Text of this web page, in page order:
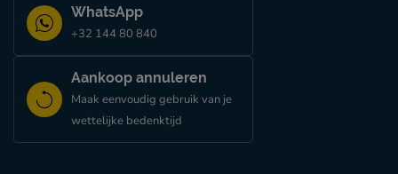
WhatsApp
+32 144 80 840
Aankoop annuleren
Maak eenvoudig gebruik van je
wettelijke bedenktijd